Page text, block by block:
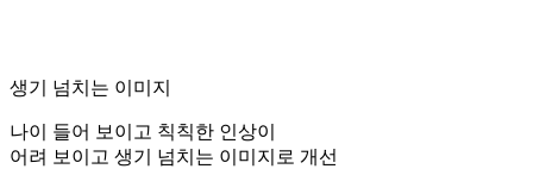
생기 넘치는 이미지
나이 들어 보이고 칙칙한 인상이
어려 보이고 생기 넘치는 이미지로 개선